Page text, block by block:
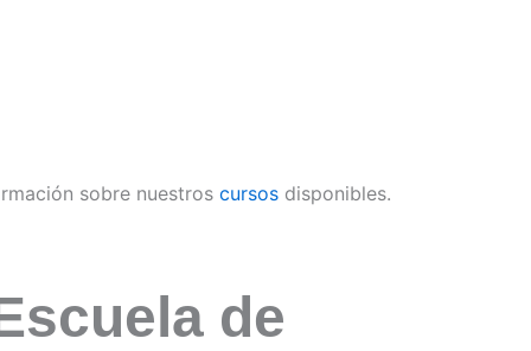
sobre nuestros cursos disponibles.
de